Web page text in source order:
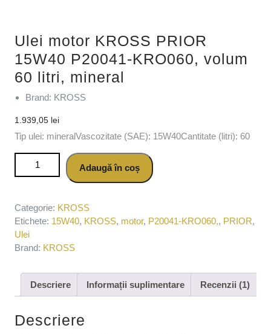
Ulei motor KROSS PRIOR
15W40 P20041-KRO060, volum
60 litri, mineral
Brand: KROSS
1.939,05 lei
Tip ulei: mineralVascozitate (SAE): 15W40Cantitate (litri): 60
Cantitate Ulei motor KROSS PRIOR 15W40 P20041-
KRO060, volum 60 litri, mineral
Adaugă în coș
Categorie: KROSS
Etichete: 15W40, KROSS, motor, P20041-KRO060,, PRIOR,
Ulei
Brand: KROSS
Descriere Informații suplimentare Recenzii (1)
Descriere